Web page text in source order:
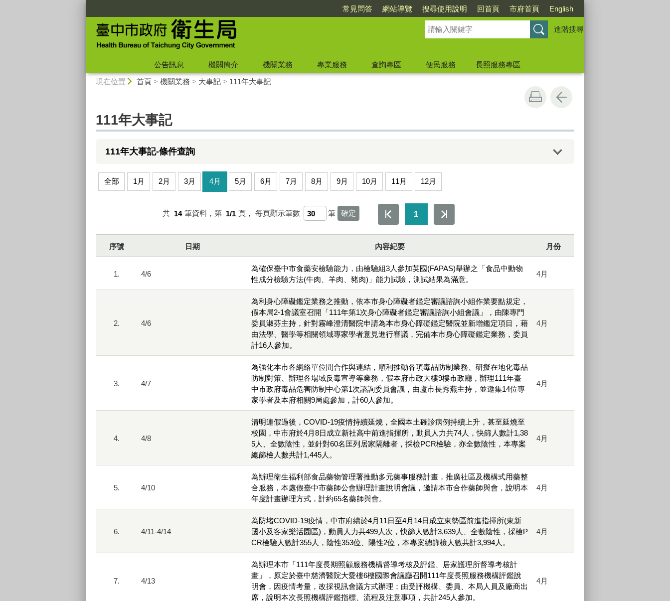
常見問答 網站導覽 搜尋使用說明 回首頁 市府首頁 English
進階搜尋
公告訊息 機關簡介 機關業務 專業服務 查詢專區 便民服務
長照服務專區
現在位置 首頁> 機關業務 > 大事記> 111年大事記
111年大事記
111年大事記-條件查詢
全部 1月 2月 3月 4月 5月 6月 7月 8月 9月 10月 11月 12月
共 14 筆資料，第 1/1 頁， 每頁顯示筆數 筆 1
序號 日期 內容紀要 月份
1. 4/6
為確保臺中市食藥安檢驗能力，由檢驗組3人參加英國(FAPAS)舉辦之「食品中動物
性成分檢驗方法(牛肉、羊肉、豬肉)」能力試驗，測試結果為滿意。
4月
2. 4/6
為利身心障礙鑑定業務之推動，依本市身心障礙者鑑定審議諮詢小組作業要點規定，
假本局2-1會議室召開「111年第1次身心障礙者鑑定審議諮詢小組會議」，由陳專門
委員淑芬主持，針對霧峰澄清醫院申請為本市身心障礙鑑定醫院並新增鑑定項目，藉
由法學、醫學等相關領域專家學者意見進行審議，完備本市身心障礙鑑定業務，委員
計16人參加。
4月
3. 4/7
為強化本市各網絡單位間合作與連結，順利推動各項毒品防制業務、研擬在地化毒品
防制對策、辦理各場域反毒宣導等業務，假本府市政大樓9樓市政廳，辦理111年臺
中市政府毒品危害防制中心第1次諮詢委員會議，由盧市長秀燕主持，並邀集14位專
家學者及本府相關9局處參加，計60人參加。
4月
4. 4/8
清明連假過後，COVID-19疫情持續延燒，全國本土確診病例持續上升，甚至延燒至
校園，中市府於4月8日成立新社高中前進指揮所，動員人力共74人，快篩人數計1,38
5人、全數陰性，並針對60名匡列居家隔離者，採檢PCR檢驗，亦全數陰性，本專案
總篩檢人數共計1,445人。
4月
5. 4/10
為辦理衛生福利部食品藥物管理署推動多元藥事服務計畫，推廣社區及機構式用藥整
合服務，本處假臺中市藥師公會辦理計畫說明會議，邀請本市合作藥師與會，說明本
年度計畫辦理方式，計約65名藥師與會。
4月
6. 4/11-4/14
為防堵COVID-19疫情，中市府續於4月11日至4月14日成立東勢區前進指揮所(東新
國小及客家樂活園區)，動員人力共499人次，快篩人數計3,639人、全數陰性，採檢P
CR檢驗人數計355人，陰性353位、陽性2位，本專案總篩檢人數共計3,994人。
4月
7. 4/13
為辦理本市「111年度長期照顧服務機構督導考核及評鑑、居家護理所督導考核計
畫」，原定於臺中慈濟醫院大愛樓6樓國際會議廳召開111年度長照服務機構評鑑說
明會，因疫情考量，改採視訊會議方式辦理；由受評機構、委員、本局人員及廠商出
席，說明本次長照機構評鑑指標、流程及注意事項，共計245人參加。
4月